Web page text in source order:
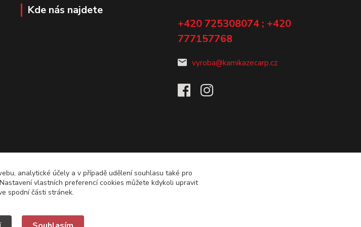
Kde nás najdete
+420 725308074 ; +420
777157768
vyroba@kamikazecarp.cz
analytické účely a v případě udělení souhlasu také pro
vlastních preferencí cookies můžete kdykoli upravit
spodní části stránek.